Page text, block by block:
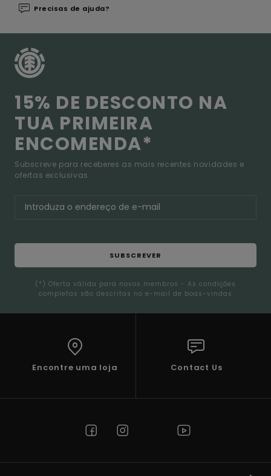
Precisas de ajuda?
15% DE DESCONTO NA
TUA PRIMEIRA
ENCOMENDA*
Subscreve para receberes as mais recentes novidades e
ofertas exclusivas.
SUBSCREVER
(*) Oferta válida para novos membros - As condições
completas são descritas no e-mail de boas-vindas
Encontre uma loja Contact Us